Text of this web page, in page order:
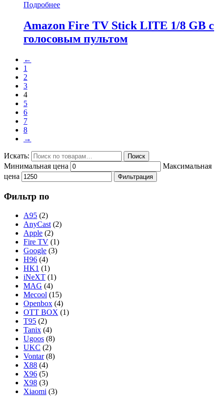
Подробнее
Amazon Fire TV Stick LITE 1/8 GB с
голосовым пультом
←
1
2
3
4
5
6
7
8
→
Искать: Поиск
Минимальная цена
Максимальная
цена
Фильтрация
Фильтр по
A95 (2)
AnyCast (2)
Apple (2)
Fire TV (1)
Google (3)
H96 (4)
HK1 (1)
iNeXT (1)
MAG (4)
Mecool (15)
Openbox (4)
OTT BOX (1)
T95 (2)
Tanix (4)
Ugoos (8)
UKC (2)
Vontar (8)
X88 (4)
X96 (5)
X98 (3)
Xiaomi (3)